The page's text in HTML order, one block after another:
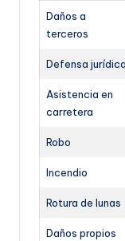
Daños a
terceros
Defensa jurídica
Asistencia en
carretera
Robo
Incendio
Rotura de lunas
Daños propios